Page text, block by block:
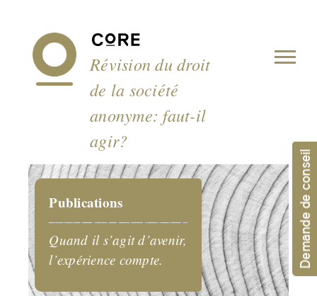
Révision du droit
de la société
anonyme: faut-il
agir?
Publications
Quand il s’agit d’avenir,
l’expérience compte.
Demande de conseil